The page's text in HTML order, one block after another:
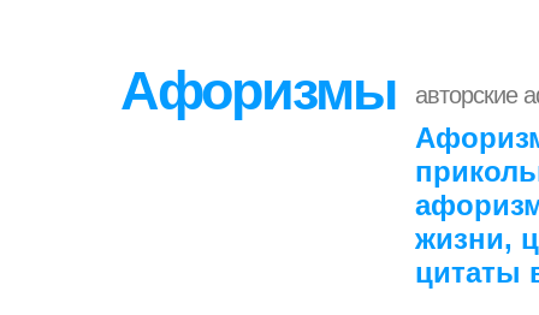
Афоризмы авторские
жизни,
цитаты